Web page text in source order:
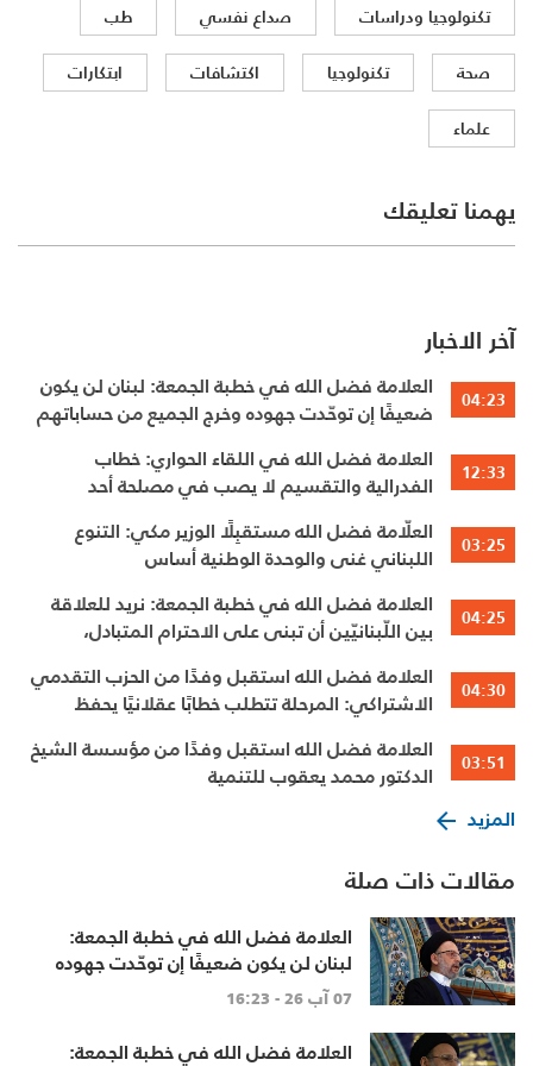
تكنولوجيا ودراسات صداع نفسي
طب
صحة
تكنولوجيا اكتشافات
ابتكارات
علماء
يهمنا تعليقك
آخر الاخبار
04:23
العلامة فضل الله في خطبة الجمعة: لبنان لن يكون
ضعيفًا إن توحّدت جهوده وخرج الجميع من حساباتهم
12:33
العلامة فضل الله في اللقاء الحواري: خطاب
الفدرالية والتقسيم لا يصب في مصلحة أحد
03:25
العلّامة فضل الله مستقبِلًا الوزير مكي: التنوع
اللبناني غنى والوحدة الوطنية أساس
04:25
العلامة فضل الله في خطبة الجمعة: نريد للعلاقة
بين اللّبنانيّين أن تبنى على الاحترام المتبادل،
04:30
العلامة فضل الله استقبل وفدًا من الحزب التقدمي
الاشتراكي: المرحلة تتطلب خطابًا عقلانيًا يحفظ
03:51
العلامة فضل الله استقبل وفدًا من مؤسسة الشيخ
الدكتور محمد يعقوب للتنمية
المزيد
مقالات ذات صلة
العلامة فضل الله في خطبة الجمعة:
لبنان لن يكون ضعيفًا إن توحّدت جهوده
وخرج الجميع من حساباتهم الخاصّة
07 آب 26 - 16:23
العلامة فضل الله في خطبة الجمعة: